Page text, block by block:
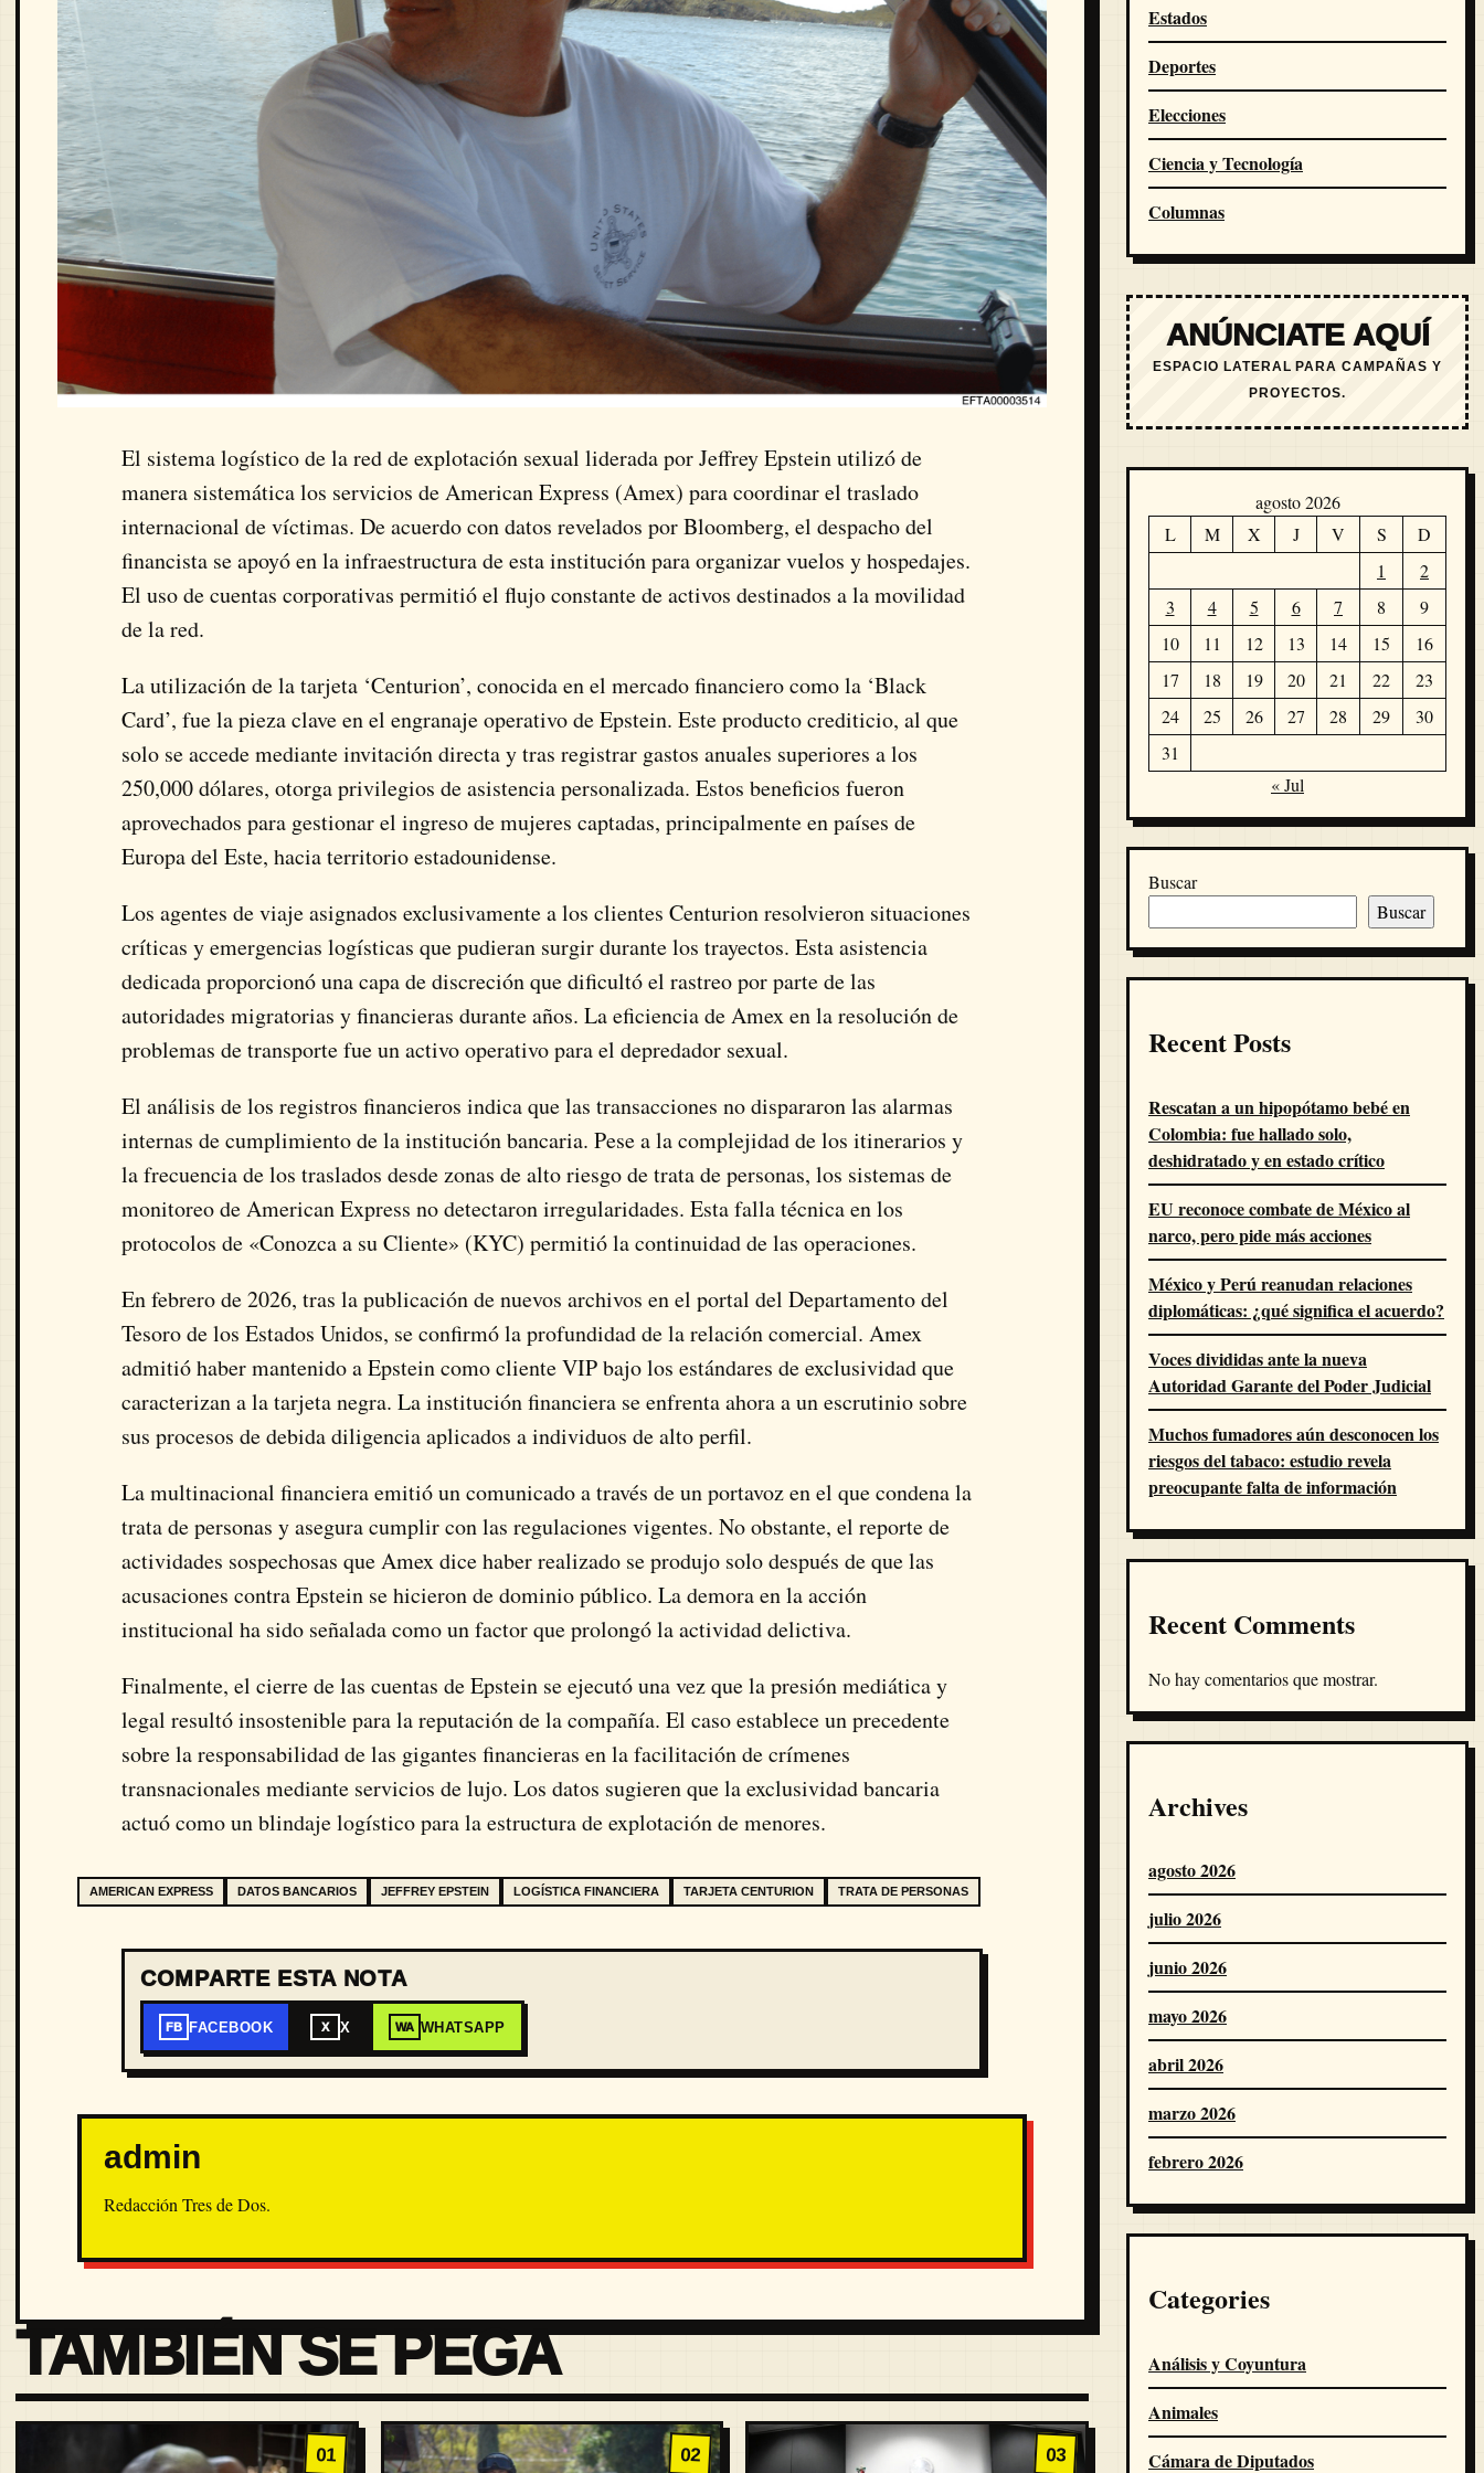
El sistema logístico de la red de explotación sexual liderada por Jeffrey Epstein utilizó de
manera sistemática los servicios de American Express (Amex) para coordinar el traslado
internacional de víctimas. De acuerdo con datos revelados por Bloomberg, el despacho del
financista se apoyó en la infraestructura de esta institución para organizar vuelos y hospedajes.
El uso de cuentas corporativas permitió el flujo constante de activos destinados a la movilidad
de la red.
La utilización de la tarjeta ‘Centurion’, conocida en el mercado financiero como la ‘Black
Card’, fue la pieza clave en el engranaje operativo de Epstein. Este producto crediticio, al que
solo se accede mediante invitación directa y tras registrar gastos anuales superiores a los
250,000 dólares, otorga privilegios de asistencia personalizada. Estos beneficios fueron
aprovechados para gestionar el ingreso de mujeres captadas, principalmente en países de
Europa del Este, hacia territorio estadounidense.
Los agentes de viaje asignados exclusivamente a los clientes Centurion resolvieron situaciones
críticas y emergencias logísticas que pudieran surgir durante los trayectos. Esta asistencia
dedicada proporcionó una capa de discreción que dificultó el rastreo por parte de las
autoridades migratorias y financieras durante años. La eficiencia de Amex en la resolución de
problemas de transporte fue un activo operativo para el depredador sexual.
El análisis de los registros financieros indica que las transacciones no dispararon las alarmas
internas de cumplimiento de la institución bancaria. Pese a la complejidad de los itinerarios y
la frecuencia de los traslados desde zonas de alto riesgo de trata de personas, los sistemas de
monitoreo de American Express no detectaron irregularidades. Esta falla técnica en los
protocolos de «Conozca a su Cliente» (KYC) permitió la continuidad de las operaciones.
En febrero de 2026, tras la publicación de nuevos archivos en el portal del Departamento del
Tesoro de los Estados Unidos, se confirmó la profundidad de la relación comercial. Amex
admitió haber mantenido a Epstein como cliente VIP bajo los estándares de exclusividad que
caracterizan a la tarjeta negra. La institución financiera se enfrenta ahora a un escrutinio sobre
sus procesos de debida diligencia aplicados a individuos de alto perfil.
La multinacional financiera emitió un comunicado a través de un portavoz en el que condena la
trata de personas y asegura cumplir con las regulaciones vigentes. No obstante, el reporte de
actividades sospechosas que Amex dice haber realizado se produjo solo después de que las
acusaciones contra Epstein se hicieron de dominio público. La demora en la acción
institucional ha sido señalada como un factor que prolongó la actividad delictiva.
Finalmente, el cierre de las cuentas de Epstein se ejecutó una vez que la presión mediática y
legal resultó insostenible para la reputación de la compañía. El caso establece un precedente
sobre la responsabilidad de las gigantes financieras en la facilitación de crímenes
transnacionales mediante servicios de lujo. Los datos sugieren que la exclusividad bancaria
actuó como un blindaje logístico para la estructura de explotación de menores.
AMERICAN EXPRESS DATOS BANCARIOS JEFFREY EPSTEIN LOGÍSTICA FINANCIERA TARJETA CENTURION TRATA DE PERSONAS
COMPARTE ESTA NOTA
FB FACEBOOK X X WA WHATSAPP
admin
Redacción Tres de Dos.
TAMBIÉN SE PEGA
01 02 03
Estados
Deportes
Elecciones
Ciencia y Tecnología
Columnas
ANÚNCIATE AQUÍ
ESPACIO LATERAL PARA CAMPAÑAS Y
PROYECTOS.
agosto 2026
L
M X J V S
D
1
2
3
4 5 6 7 8
9
10
11 12 13 14 15
16
17
18 19 20 21 22
23
24
25 26 27 28 29
30
31
« Jul
Buscar
Buscar
Recent Posts
Rescatan a un hipopótamo bebé en
Colombia: fue hallado solo,
deshidratado y en estado crítico
EU reconoce combate de México al
narco, pero pide más acciones
México y Perú reanudan relaciones
diplomáticas: ¿qué significa el acuerdo?
Voces divididas ante la nueva
Autoridad Garante del Poder Judicial
Muchos fumadores aún desconocen los
riesgos del tabaco: estudio revela
preocupante falta de información
Recent Comments
No hay comentarios que mostrar.
Archives
agosto 2026
julio 2026
junio 2026
mayo 2026
abril 2026
marzo 2026
febrero 2026
Categories
Análisis y Coyuntura
Animales
Cámara de Diputados